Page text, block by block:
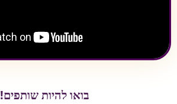
בואו להיות שותפים!